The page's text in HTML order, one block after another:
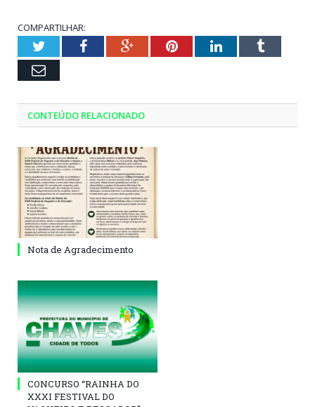
COMPARTILHAR:
TwitterFacebookGoogle+PinterestLinkedInTumblr
Email
CONTEÚDO RELACIONADO
Nota de Agradecimento
CONCURSO “RAINHA DO
XXXI FESTIVAL DO